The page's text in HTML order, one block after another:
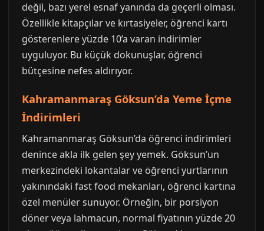
değil, bazı yerel esnaf yanında da geçerli olması.
Özellikle kitapçılar ve kırtasiyeler, öğrenci kartı
gösterenlere yüzde 10’a varan indirimler
uyguluyor. Bu küçük dokunuşlar, öğrenci
bütçesine nefes aldırıyor.
Kahramanmaraş Göksun’da Yeme İçme
İndirimleri
Kahramanmaraş Göksun’da öğrenci indirimleri
denince akla ilk gelen şey yemek. Göksun’un
merkezindeki lokantalar ve öğrenci yurtlarının
yakınındaki fast food mekanları, öğrenci kartına
özel menüler sunuyor. Örneğin, bir porsiyon
döner veya lahmacun, normal fiyatının yüzde 20